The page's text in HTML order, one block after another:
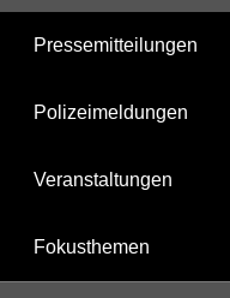
Pressemitteilungen
Polizeimeldungen
Veranstaltungen
Fokusthemen